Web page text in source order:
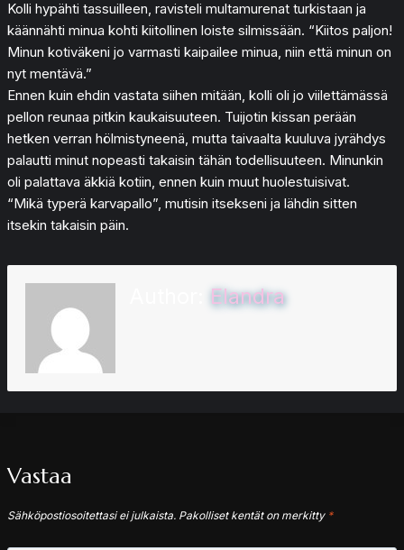
Kolli hypähti tassuilleen, ravisteli multamurenat turkistaan ja
käännähti minua kohti kiitollinen loiste silmissään. “Kiitos paljon!
Minun kotiväkeni jo varmasti kaipailee minua, niin että minun on
nyt mentävä.”
Ennen kuin ehdin vastata siihen mitään, kolli oli jo viilettämässä
pellon reunaa pitkin kaukaisuuteen. Tuijotin kissan perään
hetken verran hölmistyneenä, mutta taivaalta kuuluva jyrähdys
palautti minut nopeasti takaisin tähän todellisuuteen. Minunkin
oli palattava äkkiä kotiin, ennen kuin muut huolestuisivat.
“Mikä typerä karvapallo”, mutisin itsekseni ja lähdin sitten
itsekin takaisin päin.
Elandra
Vastaa
Sähköpostiosoitettasi ei julkaista. Pakolliset kentät on merkitty *